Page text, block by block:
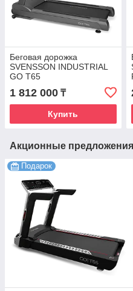
Беговая дорожка
SVENSSON INDUSTRIAL
GO T65
1 812 000 ₸
Купить
Акционные
Подарок